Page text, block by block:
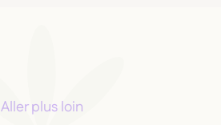
Aller plus loin